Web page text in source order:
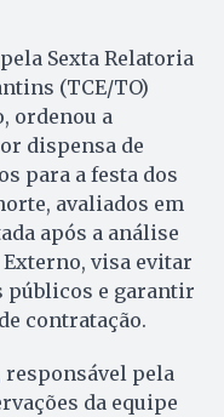
Sexta Relatoria
(TCE/TO)
ordenou a
dispensa de
para a festa dos
avaliados em
após a análise
visa evitar
públicos e garantir
contratação.
pela
da equipe